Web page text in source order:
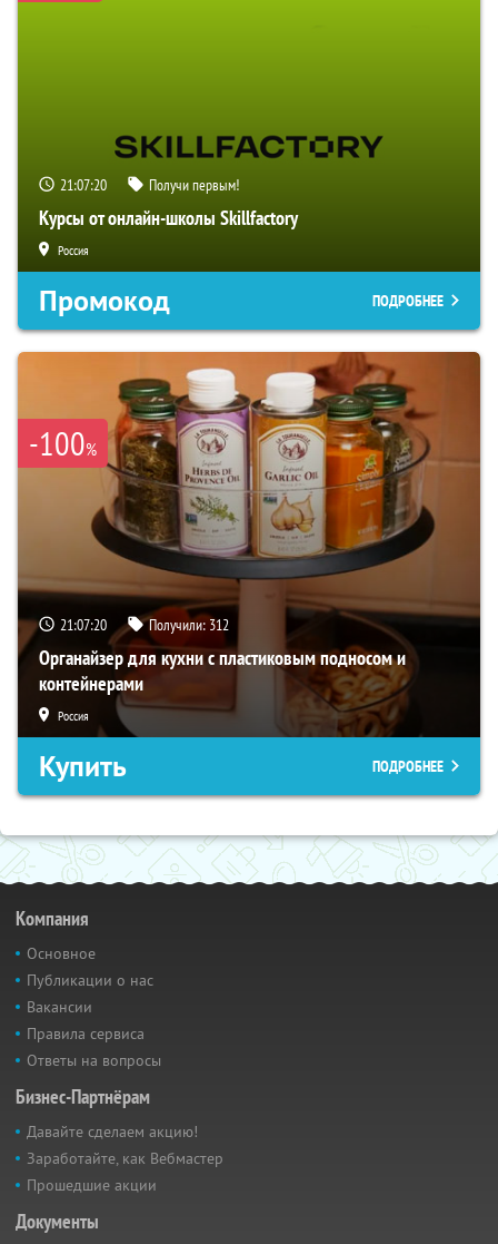
21:07:19 Получи первым!
Курсы от онлайн-школы Skillfactory
Россия
Промокод ПОДРОБНЕЕ
-100%
21:07:19 Получили: 312
Органайзер для кухни с пластиковым подносом и
контейнерами
Россия
Купить ПОДРОБНЕЕ
Компания
Основное
Публикации о нас
Вакансии
Правила сервиса
Ответы на вопросы
Бизнес-Партнёрам
Давайте сделаем акцию!
Заработайте, как Вебмастер
Прошедшие акции
Документы